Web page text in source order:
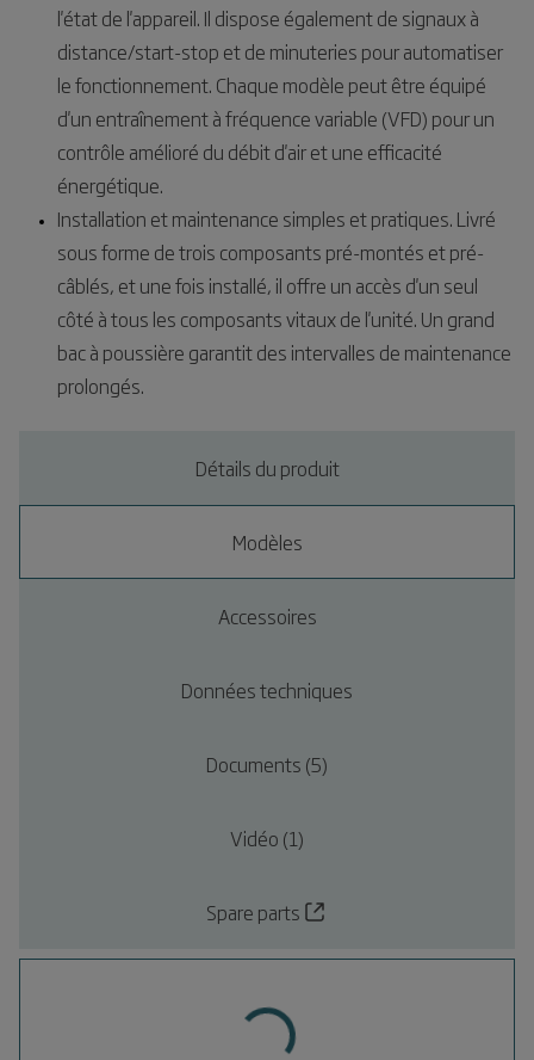
l'état de l'appareil. Il dispose également de signaux à
distance/start-stop et de minuteries pour automatiser
le fonctionnement. Chaque modèle peut être équipé
d'un entraînement à fréquence variable (VFD) pour un
contrôle amélioré du débit d'air et une efficacité
énergétique.
Installation et maintenance simples et pratiques. Livré
sous forme de trois composants pré-montés et pré-
câblés, et une fois installé, il offre un accès d'un seul
côté à tous les composants vitaux de l'unité. Un grand
bac à poussière garantit des intervalles de maintenance
prolongés.
Détails du produit
Modèles
Accessoires
Données techniques
Documents (5)
Vidéo (1)
Spare parts